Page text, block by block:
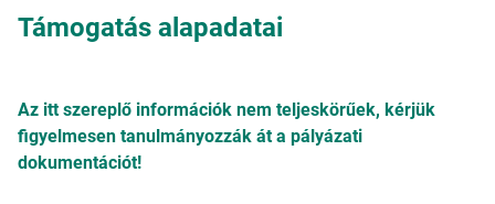
Támogatás alapadatai
Az itt szereplő információk nem teljeskörűek, kérjük
figyelmesen tanulmányozzák át a pályázati
dokumentációt!